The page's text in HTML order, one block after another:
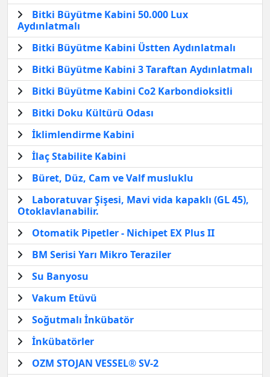
Bitki Büyütme Kabini 50.000 Lux
Aydınlatmalı
Bitki Büyütme Kabini Üstten Aydınlatmalı
Bitki Büyütme Kabini 3 Taraftan Aydınlatmalı
Bitki Büyütme Kabini Co2 Karbondioksitli
Bitki Doku Kültürü Odası
İklimlendirme Kabini
İlaç Stabilite Kabini
Büret, Düz, Cam ve Valf musluklu
Laboratuvar Şişesi, Mavi vida kapaklı (GL 45),
Otoklavlanabilir.
Otomatik Pipetler - Nichipet EX Plus II
BM Serisi Yarı Mikro Teraziler
Su Banyosu
Vakum Etüvü
Soğutmalı İnkübatör
İnkübatörler
OZM STOJAN VESSEL® SV-2